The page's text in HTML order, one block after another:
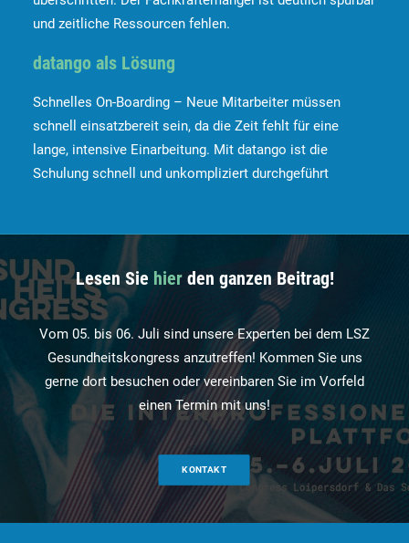
und zeitliche Ressourcen fehlen.
datango als Lösung
Schnelles On-Boarding – Neue Mitarbeiter müssen
schnell einsatzbereit sein, da die Zeit fehlt für eine
lange, intensive Einarbeitung. Mit datango ist die
Schulung schnell und unkompliziert durchgeführt
Lesen Sie hierden ganzen Beitrag!
Vom 05. bis 06. Juli sind unsere Experten bei dem LSZ
Gesundheitskongress anzutreffen! Kommen Sie uns
gerne dort besuchen oder vereinbaren Sie im Vorfeld
einen Termin mit uns!
KONTAKT